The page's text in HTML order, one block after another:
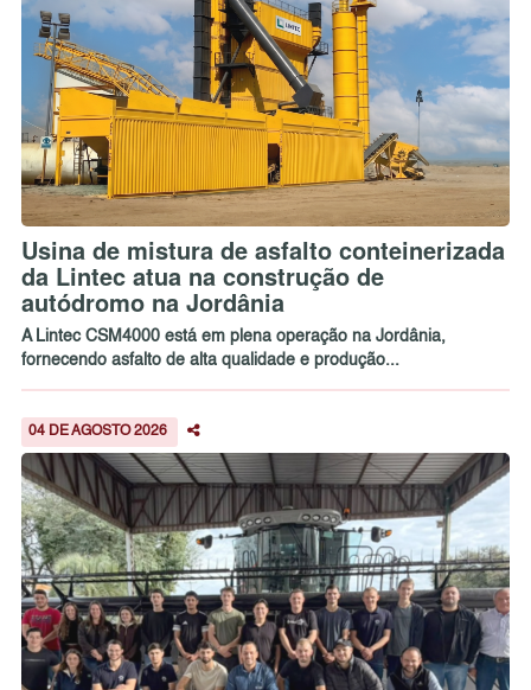
Usina de mistura de asfalto conteinerizada
da Lintec atua na construção de
autódromo na Jordânia
A Lintec CSM4000 está em plena operação na Jordânia,
fornecendo asfalto de alta qualidade e produção...
04 DE AGOSTO 2026